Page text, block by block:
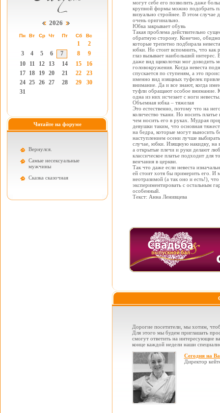
2026
Пн Вт Ср Чт Пт Сб Вс
1
2
3
4 5 6 7 8
9
10
11 12 13 14 15
16
17
18 19 20 21 22
23
24 25 26 27 28 29
30
31
Читайте на форуме
Вернулся.
Самые несексуальные
мужчины
Cказка сказочная
могут себе его позволить даже
крупной формы можно подобрать
визуально стройнее. В этом
очень оригинально.
Юбка закрывает обувь
Такая проблема действительно
обратную сторону. Конечно,
которые трепетно подбирала
юбки. Но стоит вспомнить, что как
глаз вызывает наибольший интерес.
даже вид щиколотки мог доводить
головокружения. Когда невеста
спускается по ступеням, а это
именно вид изящных туфелек
внимание. Да и все знают, когда
туфли обращают особое внимание.
одна из них исчезает с ноги невесты.
Объемная юбка – тяжелая
Это естественно, потому что на
количество ткани. Но носить платье
чем носить его в руках. Мудрая
девушки таким, что основная
на бедра, которые могут выносить
наступлением осени лучше
случае, юбки. Изящную накидку, на
а открытые плечи и руки делают
классическое платье подходит для
венчания в церкви.
Так что даже если невеста
ей стоит хотя бы примерить его. И
неотразимой (а так оно и есть!),
экспериментировать с остальным
особенный.
Текст: Анна Ленивцева
Дорогие посетители, мы хотим,
Для этого мы будем приглашать
смогут ответить на интересующие
конце каждой недели наши
Сегодня на
Директор